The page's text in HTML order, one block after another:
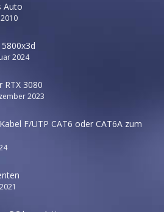
Auto
2024
RTX 3080
2023
F/UTP CAT6 oder CAT6A zum